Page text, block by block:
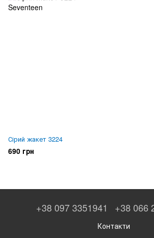
Сірий жакет 3224
690 грн
+38 097 3351941 +38 066
Контакти